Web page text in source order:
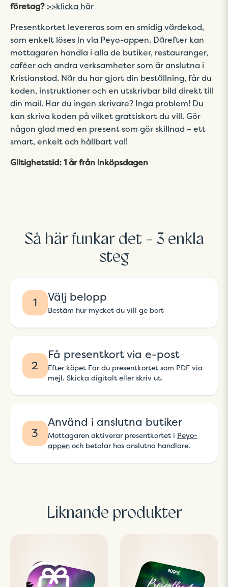
företag? >>klicka här
Presentkortet levereras som en smidig värdekod,
som enkelt löses in via Peyo-appen. Därefter kan
mottagaren handla i alla de butiker, restauranger,
caféer och andra verksamheter som är anslutna i
Kristianstad. När du har gjort din beställning, får du
koden, instruktioner och en utskrivbar bild direkt till
din mail. Har du ingen skrivare? Inga problem! Du
kan skriva koden på vilket grattiskort du vill. Gör
någon glad med en present som gör skillnad – ett
smart, enkelt och hållbart val!
Giltighetstid: 1 år från inköpsdagen
Så här funkar det - 3 enkla
steg
1 Välj belopp
Bestäm hur mycket du vill ge bort
2
Få presentkort via e-post
Efter köpet Får du presentkortet som PDF via
mejl. Skicka digitalt eller skriv ut.
3
Använd i anslutna butiker
Mottagaren aktiverar presentkortet i Peyo-
appenoch betalar hos anslutna handlare.
Liknande produkter